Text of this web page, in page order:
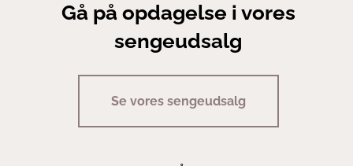
Gå på opdagelse i vores
sengeudsalg
Se vores sengeudsalg
Copyright | Sengeexperten A/S